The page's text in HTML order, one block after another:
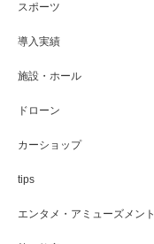
スポーツ
導入実績
施設・ホール
ドローン
カーショップ
tips
エンタメ・アミューズメント